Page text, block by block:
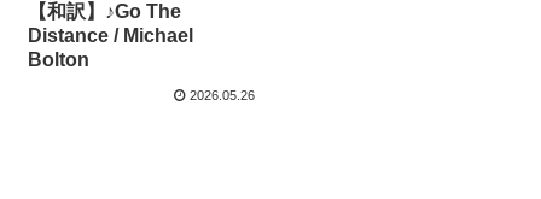
【和訳】♪Go The
Distance / Michael
Bolton
2026.05.26